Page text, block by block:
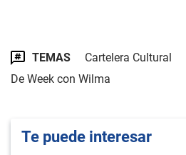
TEMAS Cartelera Cultural
De Week con Wilma
Te puede interesar